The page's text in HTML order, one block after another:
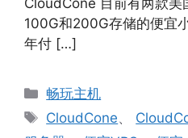
CloudCone 目前有两款美
100G和200G存储的便宜
年付 […]
分
类
畅玩主机
标
签
CloudCone、